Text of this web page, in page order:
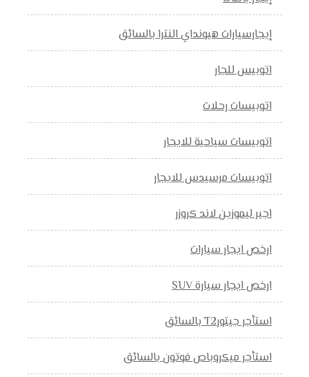
إيجارسيارات هيونداي النترا بالسائق
اتوبيس للجار
اتوبيسات رحلات
اتوبيسات سياحية للايجار
اتوبيسات مرسيدس للايجار
اجير ليموزين لاند كروزر
ارخص ايجار سيارات
ارخص ايجار سيارة SUV
استأجر جيتورT2 بالسائق
استأجر ميكروباص فوتون بالسائق